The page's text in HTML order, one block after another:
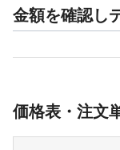
金額を確認し
価格表・注文